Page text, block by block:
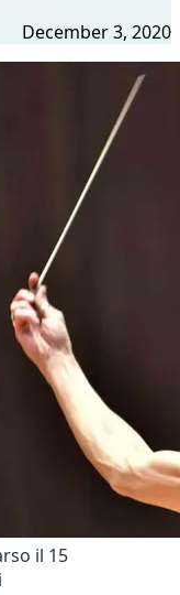
December 3, 2020
il 15